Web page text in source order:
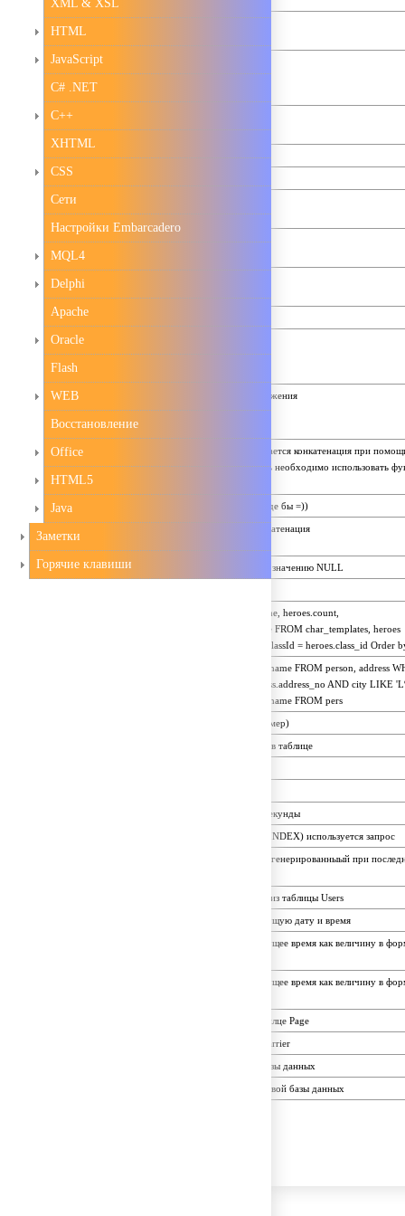
XML & XSL
HTML
JavaScript
C# .NET
С++
XHTML
CSS
Сети
Настройки Embarcadero
MQL4
Delphi
Apache
Oracle
Flash
WEB
Восстановление
Office
HTML5
Java
Заметки
Горячие клавиши
MONTHNAME(date)
DAYOFYEAR(date)
LIKE и регулярные выражения
В MySQL не поддерживается конкатенация при
оператора + или | |. Здесь необходимо использовать
конкатенация строк (вроде бы =))
конверитирование и конкатенация
проверяет равно ли поле значению NULL
SELECT heroes.char_name, heroes.count,
char_templates.ClassName FROM char_templates, heroes
WHERE char_templates.ClassId = heroes.class_id Order
SELECT DISTINCT last_name FROM person, address
person.adress_no = address.address_no AND city LIKE
SELECT DISTINCT last_name FROM pers
сортировка по дате (пример)
Узнать количество строк в таблице
конвертация времени в секунды
Для удаления индексов (INDEX) используется запрос
функция возвращает id, сгенерированныый при
Команда удаления строк из таблицы Users
функция возвращает текущую дату и время
функция возвращает текущее время как величину в
функция возвращает текущее время как величину в
Изменение даннах в табилце Page
Добавление в таблицу Carrier
Команда для удаления базы данных
Команда для создания новой базы данных